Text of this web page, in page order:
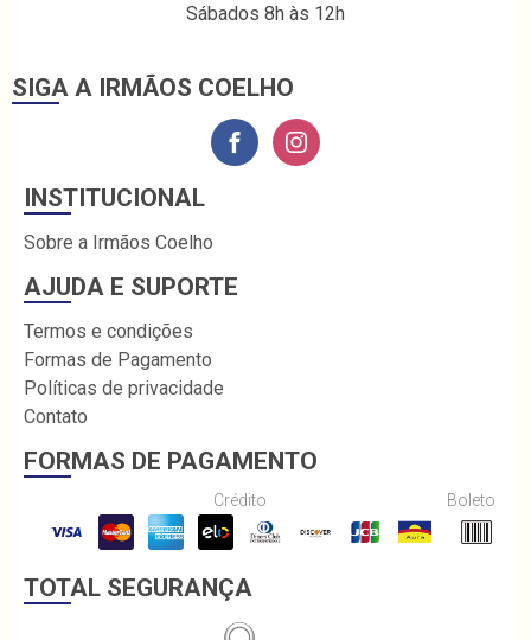
Sábados 8h às 12h
SIGA A IRMÃOS COELHO
INSTITUCIONAL
Sobre a Irmãos Coelho
AJUDA E SUPORTE
Termos e condições
Formas de Pagamento
Políticas de privacidade
Contato
FORMAS DE PAGAMENTO
Crédito Boleto
TOTAL SEGURANÇA